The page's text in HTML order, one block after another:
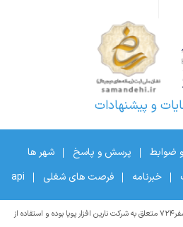
و پیشنهادات
ضوابط پرسش و پاسخ
شهر ها
خبرنامه فرصت های شغلی api
© تمامی حقوق مادی و معنوی سایت سفر۷۲۴ متعلق به شرکت نارین افزار پویا بوده و استفاده از